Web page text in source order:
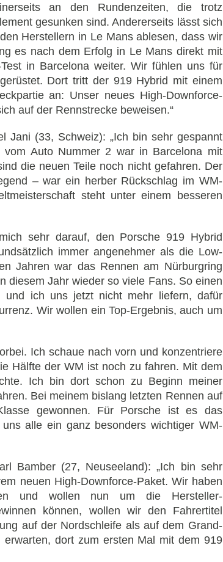
an den Rundenzeiten, die trotz
gesunken sind. Andererseits lässt sich
Herstellern in Le Mans ablesen, dass wir
es nach dem Erfolg in Le Mans direkt mit
in Barcelona weiter. Wir fühlen uns für
Dort tritt der 919 Hybrid mit einem
an: Unser neues High-Downforce-
auf der Rennstrecke beweisen.“
Jani (33, Schweiz): „Ich bin sehr gespannt
Auto Nummer 2 war in Barcelona mit
die neuen Teile noch nicht gefahren. Der
– war ein herber Rückschlag im WM-
steht unter einem besseren
sehr darauf, den Porsche 919 Hybrid
immer angenehmer als die Low-
Jahren war das Rennen am Nürburgring
diesem Jahr wieder so viele Fans. So einen
und ich uns jetzt nicht mehr liefern, dafür
Wir wollen ein Top-Ergebnis, auch um
Ich schaue nach vorn und konzentriere
Hälfte der WM ist noch zu fahren. Mit dem
Ich bin dort schon zu Beginn meiner
Bei meinem bislang letzten Rennen auf
gewonnen. Für Porsche ist es das
alle ein ganz besonders wichtiger WM-
Bamber (27, Neuseeland): „Ich bin sehr
neuen High-Downforce-Paket. Wir haben
und wollen nun um die Hersteller-
können, wollen wir den Fahrertitel
auf der Nordschleife als auf dem Grand-
dort zum ersten Mal mit dem 919